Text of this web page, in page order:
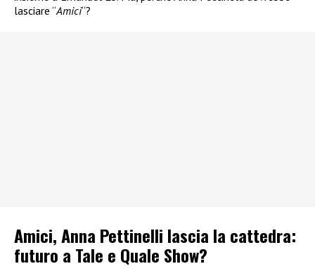
lasciare “Amici“?
Amici, Anna Pettinelli lascia la cattedra:
futuro a Tale e Quale Show?